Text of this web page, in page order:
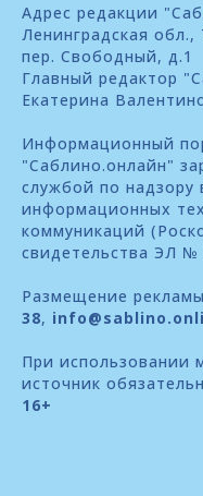
Адрес редакции
Ленинградская обл.,
пер. Свободный, д.1
Главный редактор
Екатерина
Информационный
"Саблино.онлайн"
службой по надзору
информационных
коммуникаций
свидетельства ЭЛ №
Размещение
38,
При использовании
источник
16+